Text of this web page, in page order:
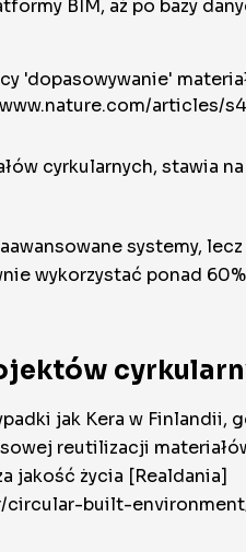
BIM, aż po bazy
'dopasowywanie'
cyrkularnych, stawia
systemy,
wykorzystać ponad
jak Kera w Finlandii,
reutilizacji
jakość życia [Realdania]
built-